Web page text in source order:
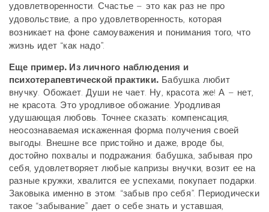
удовлетворенности. Счастье – это как раз не про
удовольствие, а про удовлетворенность, которая
возникает на фоне самоуважения и понимания того, что
жизнь идет “как надо”.
Еще пример. Из личного наблюдения и
психотерапевтической практики. Бабушка любит
внучку. Обожает. Души не чает. Ну, красота же! А – нет,
не красота. Это уродливое обожание. Уродливая
удушающая любовь. Точнее сказать: компенсация,
неосознаваемая искаженная форма получения своей
выгоды. Внешне все пристойно и даже, вроде бы,
достойно похвалы и подражания: бабушка, забывая про
себя, удовлетворяет любые капризы внучки, возит ее на
разные кружки, хвалится ее успехами, покупает подарки.
Заковыка именно в этом: “забыв про себя”. Периодически
такое “забывание” дает о себе знать и уставшая,